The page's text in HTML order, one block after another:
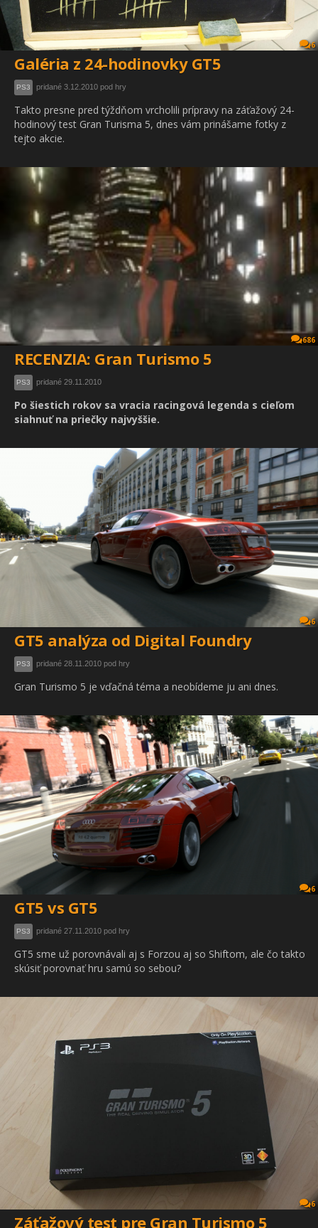
6
Galéria z 24-hodinovky GT5
PS3 pridané 3.12.2010 pod hry
Takto presne pred týždňom vrcholili prípravy na záťažový 24-
hodinový test Gran Turisma 5, dnes vám prinášame fotky z
tejto akcie.
686
RECENZIA: Gran Turismo 5
PS3 pridané 29.11.2010
Po šiestich rokov sa vracia racingová legenda s cieľom
siahnuť na priečky najvyššie.
6
GT5 analýza od Digital Foundry
PS3 pridané 28.11.2010 pod hry
Gran Turismo 5 je vďačná téma a neobídeme ju ani dnes.
6
GT5 vs GT5
PS3 pridané 27.11.2010 pod hry
GT5 sme už porovnávali aj s Forzou aj so Shiftom, ale čo takto
skúsiť porovnať hru samú so sebou?
6
Záťažový test pre Gran Turismo 5